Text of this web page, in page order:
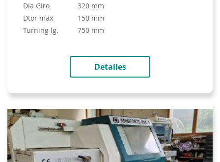
Dia Giro
320 mm
Dtor max
150 mm
turning lg.
750 mm
Detalles